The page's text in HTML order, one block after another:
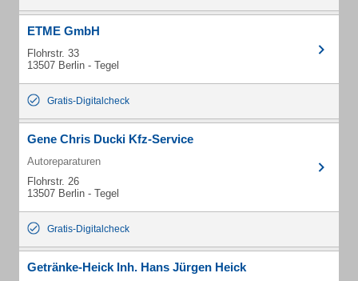
ETME GmbH
Flohrstr. 33
13507 Berlin - Tegel
Gratis-Digitalcheck
Gene Chris Ducki Kfz-Service
Autoreparaturen
Flohrstr. 26
13507 Berlin - Tegel
Gratis-Digitalcheck
Getränke-Heick Inh. Hans Jürgen Heick